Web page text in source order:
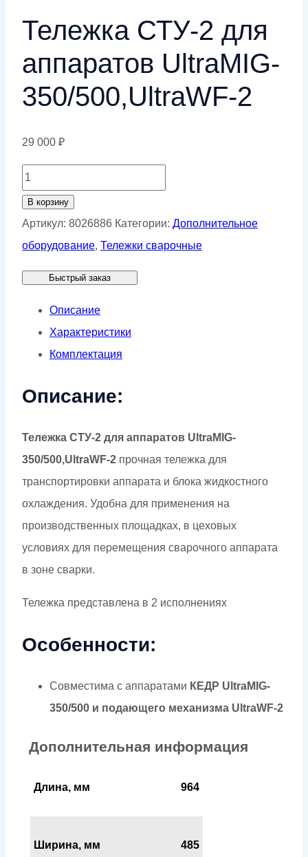
Тележка СТУ-2 для
аппаратов UltraMIG-
350/500,UltraWF-2
29 000 ₽
Количество
товара
Тележка
СТУ-2
аппаратов
UltraMIG-
350/500,UltraWF-
В корзину
Артикул: 8026886 Категории: Дополнительное
оборудование, Тележки сварочные
Быстрый заказ
Описание
Характеристики
Комплектация
Описание:
Тележка СТУ-2 для аппаратов UltraMIG-
350/500,UltraWF-2 прочная тележка для
транспортировки аппарата и блока жидкостного
охлаждения. Удобна для применения на
производственных площадках, в цеховых
условиях для перемещения сварочного аппарата
в зоне сварки.
Тележка представлена в 2 исполнениях
Особенности:
Совместима с аппаратами КЕДР UltraMIG-
350/500 и подающего механизма UltraWF-2
Дополнительная информация
Длина, мм 964
Ширина, мм 485